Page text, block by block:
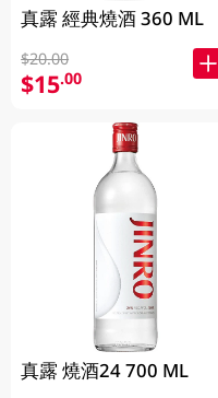
真露 經典燒酒 360 ML
$20.00
$15.00
真露 燒酒24 700 ML